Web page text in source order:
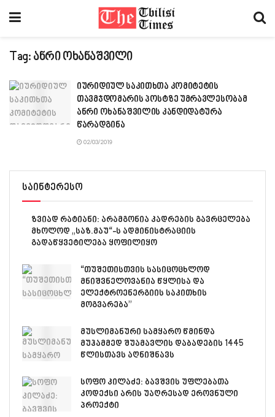
Tag: ანრი ოხანაშვილი
იურიდიულ საკითხთა კომიტეტის
თავმჯდომარის პოსტზე უმრავლესობამ
ანრი ოხანაშვილის კანდიდატურა
წარადგინა
02/03/2019
საინტერესო
ზვიად რატიანი: არამგონია კადრების გავრცელება
მხოლოდ „საზ.მაუ“-ს ადმინისტრაციის
გადაწყვეტილება ყოფილიყო
“თუშეთისთვის სასიცოცხლოდ
მნიშვნელოვანია წყლისა და
ელექტროენერგიის საკითხის
მოგვარება”
მუსლიმანური სამყარო წმინდა
მუჰამმედ შუამავლის დაბადების 1445
წლისთავს აღნიშნავს
სოფო კილაძე: ბავშვის უფლებათა
კოდექსი არის უაღრესად ეროვნული
პროექტი